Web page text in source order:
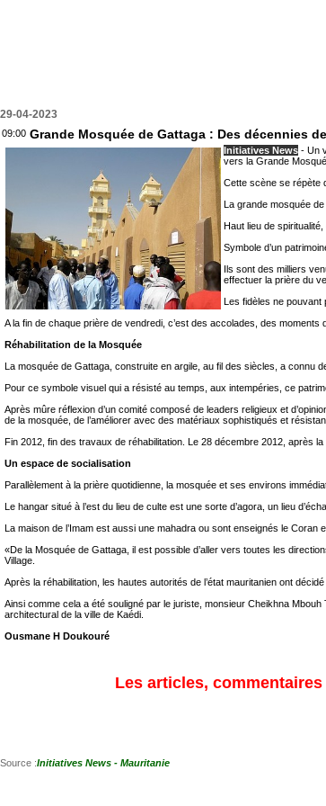
29-04-2023
09:00 Grande Mosquée de Gattaga : Des décennies
Initiatives News - Un
vers la Grande
Cette scène se répète
La grande mosquée
Haut lieu de
Symbole d’un
Ils sont des milliers
effectuer la prière du
Les fidèles ne pouvant
A la fin de chaque prière de vendredi, c’est des accolades, des
Réhabilitation de la Mosquée
La mosquée de Gattaga, construite en argile, au fil des siècles, a connu
Pour ce symbole visuel qui a résisté au temps, aux intempéries, ce
Après mûre réflexion d’un comité composé de leaders religieux et
de la mosquée, de l’améliorer avec des matériaux sophistiqués et
Fin 2012, fin des travaux de réhabilitation. Le 28 décembre 2012, après
Un espace de socialisation
Parallèlement à la prière quotidienne, la mosquée et ses environs
Le hangar situé à l’est du lieu de culte est une sorte d’agora, un lieu
La maison de l’Imam est aussi une mahadra ou sont enseignés le
«De la Mosquée de Gattaga, il est possible d’aller vers toutes les
Village.
Après la réhabilitation, les hautes autorités de l’état mauritanien ont
Ainsi comme cela a été souligné par le juriste, monsieur Cheikhna
architectural de la ville de Kaédi.
Ousmane H Doukouré
Les articles,
Source :Initiatives News - Mauritanie